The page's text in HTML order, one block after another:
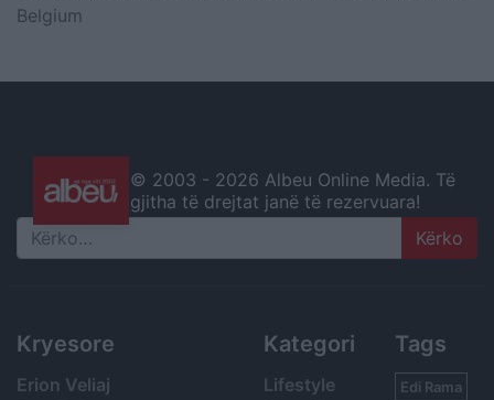
Belgium
© 2003 - 2026 Albeu Online Media. Të
gjitha të drejtat janë të rezervuara!
Search
Kryesore
Erion Veliaj
Kategori
Lifestyle
Tags
Edi Rama